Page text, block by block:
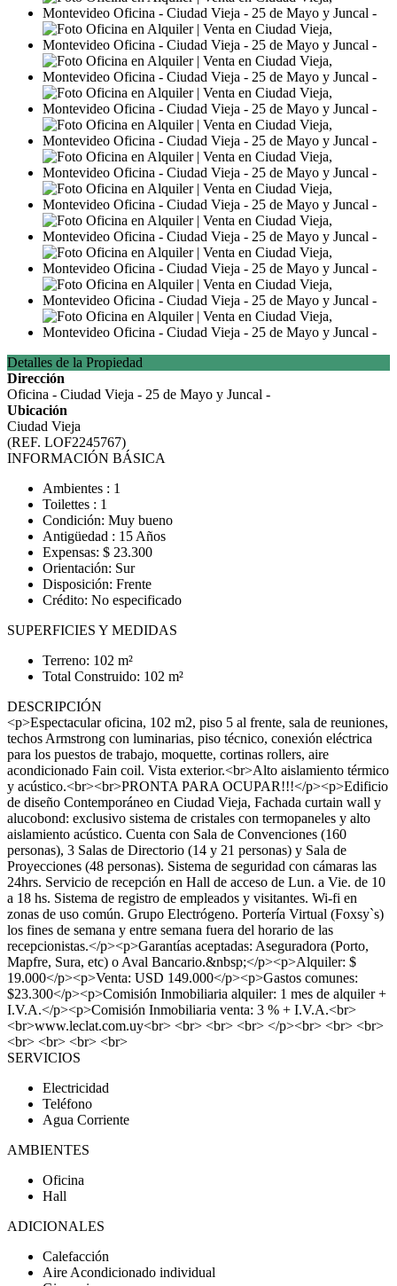
Detalles de la Propiedad
Dirección
Oficina - Ciudad Vieja - 25 de Mayo y Juncal -
Ubicación
Ciudad Vieja
(REF. LOF2245767)
INFORMACIÓN BÁSICA
Ambientes : 1
Toilettes : 1
Condición: Muy bueno
Antigüedad : 15 Años
Expensas: $ 23.300
Orientación: Sur
Disposición: Frente
Crédito: No especificado
SUPERFICIES Y MEDIDAS
Terreno: 102 m²
Total Construido: 102 m²
DESCRIPCIÓN
<p>Espectacular oficina, 102 m2, piso 5 al frente, sala de reuniones,
techos Armstrong con luminarias, piso técnico, conexión eléctrica
para los puestos de trabajo, moquette, cortinas rollers, aire
acondicionado Fain coil. Vista exterior.<br>Alto aislamiento térmico
y acústico.<br><br>PRONTA PARA OCUPAR!!!</p><p>Edificio
de diseño Contemporáneo en Ciudad Vieja, Fachada curtain wall y
alucobond: exclusivo sistema de cristales con termopaneles y alto
aislamiento acústico. Cuenta con Sala de Convenciones (160
personas), 3 Salas de Directorio (14 y 21 personas) y Sala de
Proyecciones (48 personas). Sistema de seguridad con cámaras las
24hrs. Servicio de recepción en Hall de acceso de Lun. a Vie. de 10
a 18 hs. Sistema de registro de empleados y visitantes. Wi-fi en
zonas de uso común. Grupo Electrógeno. Portería Virtual (Foxsy`s)
los fines de semana y entre semana fuera del horario de las
recepcionistas.</p><p>Garantías aceptadas: Aseguradora (Porto,
Mapfre, Sura, etc) o Aval Bancario.&nbsp;</p><p>Alquiler: $
19.000</p><p>Venta: USD 149.000</p><p>Gastos comunes:
$23.300</p><p>Comisión Inmobiliaria alquiler: 1 mes de alquiler +
I.V.A.</p><p>Comisión Inmobiliaria venta: 3 % + I.V.A.<br>
<br>www.leclat.com.uy<br> <br> <br> <br> </p><br> <br> <br>
<br> <br> <br> <br>
SERVICIOS
Electricidad
Teléfono
Agua Corriente
AMBIENTES
Oficina
Hall
ADICIONALES
Calefacción
Aire Acondicionado individual